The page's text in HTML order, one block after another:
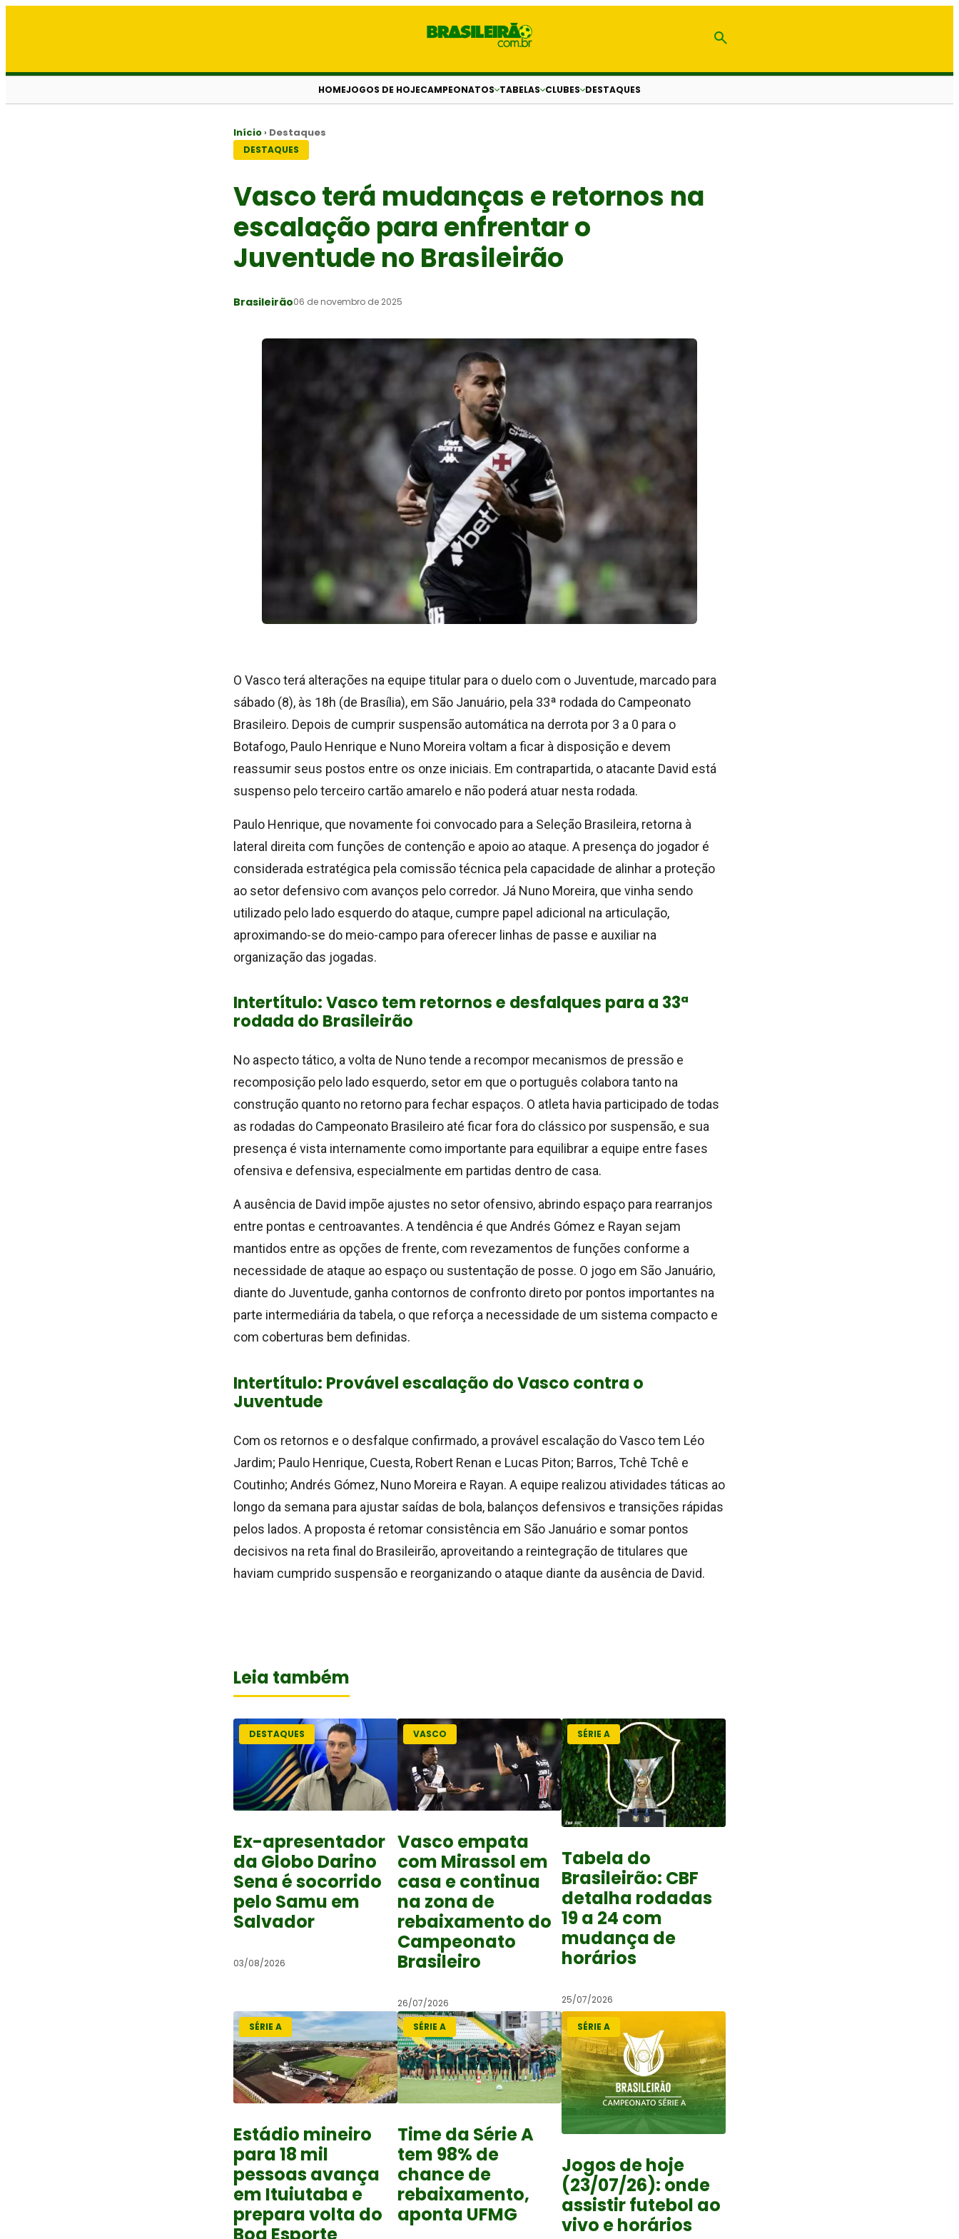
HOMEJOGOS DE HOJECAMPEONATOS TABELAS CLUBES DESTAQUES
Início › Destaques
DESTAQUES
Vasco terá mudanças e retornos na
escalação para enfrentar o
Juventude no Brasileirão
Brasileirão06 de novembro de 2025
O Vasco terá alterações na equipe titular para o duelo com o Juventude, marcado para
sábado (8), às 18h (de Brasília), em São Januário, pela 33ª rodada do Campeonato
Brasileiro. Depois de cumprir suspensão automática na derrota por 3 a 0 para o
Botafogo, Paulo Henrique e Nuno Moreira voltam a ficar à disposição e devem
reassumir seus postos entre os onze iniciais. Em contrapartida, o atacante David está
suspenso pelo terceiro cartão amarelo e não poderá atuar nesta rodada.
Paulo Henrique, que novamente foi convocado para a Seleção Brasileira, retorna à
lateral direita com funções de contenção e apoio ao ataque. A presença do jogador é
considerada estratégica pela comissão técnica pela capacidade de alinhar a proteção
ao setor defensivo com avanços pelo corredor. Já Nuno Moreira, que vinha sendo
utilizado pelo lado esquerdo do ataque, cumpre papel adicional na articulação,
aproximando-se do meio-campo para oferecer linhas de passe e auxiliar na
organização das jogadas.
Intertítulo: Vasco tem retornos e desfalques para a 33ª
rodada do Brasileirão
No aspecto tático, a volta de Nuno tende a recompor mecanismos de pressão e
recomposição pelo lado esquerdo, setor em que o português colabora tanto na
construção quanto no retorno para fechar espaços. O atleta havia participado de todas
as rodadas do Campeonato Brasileiro até ficar fora do clássico por suspensão, e sua
presença é vista internamente como importante para equilibrar a equipe entre fases
ofensiva e defensiva, especialmente em partidas dentro de casa.
A ausência de David impõe ajustes no setor ofensivo, abrindo espaço para rearranjos
entre pontas e centroavantes. A tendência é que Andrés Gómez e Rayan sejam
mantidos entre as opções de frente, com revezamentos de funções conforme a
necessidade de ataque ao espaço ou sustentação de posse. O jogo em São Januário,
diante do Juventude, ganha contornos de confronto direto por pontos importantes na
parte intermediária da tabela, o que reforça a necessidade de um sistema compacto e
com coberturas bem definidas.
Intertítulo: Provável escalação do Vasco contra o
Juventude
Com os retornos e o desfalque confirmado, a provável escalação do Vasco tem Léo
Jardim; Paulo Henrique, Cuesta, Robert Renan e Lucas Piton; Barros, Tchê Tchê e
Coutinho; Andrés Gómez, Nuno Moreira e Rayan. A equipe realizou atividades táticas ao
longo da semana para ajustar saídas de bola, balanços defensivos e transições rápidas
pelos lados. A proposta é retomar consistência em São Januário e somar pontos
decisivos na reta final do Brasileirão, aproveitando a reintegração de titulares que
haviam cumprido suspensão e reorganizando o ataque diante da ausência de David.
Leia também
DESTAQUES
Ex-apresentador
da Globo Darino
Sena é socorrido
pelo Samu em
Salvador
03/08/2026
VASCO
Vasco empata
com Mirassol em
casa e continua
na zona de
rebaixamento do
Campeonato
Brasileiro
26/07/2026
SÉRIE A
Tabela do
Brasileirão: CBF
detalha rodadas
19 a 24 com
mudança de
horários
25/07/2026
SÉRIE A
Estádio mineiro
para 18 mil
pessoas avança
em Ituiutaba e
prepara volta do
SÉRIE A
Time da Série A
tem 98% de
chance de
rebaixamento,
aponta UFMG
SÉRIE A
Jogos de hoje
(23/07/26): onde
assistir futebol ao
vivo e horários